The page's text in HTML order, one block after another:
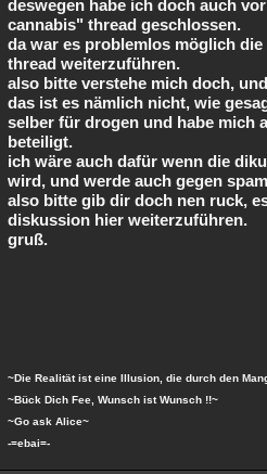
deswegen habe ich doch auch
cannabis" thread geschlossen.
da war es problemlos möglich
thread weiterzuführen.
also bitte verstehe mich doch,
das ist es nämlich nicht, wie
selber für drogen und habe mich
beteiligt.
ich wäre auch dafür wenn die
wird, und werde auch gegen
also bitte gib dir doch nen ruck,
diskussion hier weiterzuführen.
gruß.
~Die Realität ist eine Illusion, die durch den
~Bück Dich Fee, Wunsch ist Wunsch !!~
~Go ask Alice~
-=ebai=-